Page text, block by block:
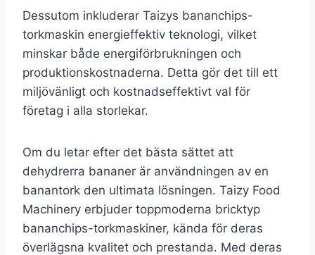
Dessutom inkluderar Taizys bananchips-
torkmaskin energi­effektiv teknologi, vilket
minskar både energiförbrukningen och
produktionskostnaderna. Detta gör det till ett
miljövänligt och kostnadseffektivt val för
företag i alla storlekar.
Om du letar efter det bästa sättet att
dehydrerra bananer är användningen av en
banantork den ultimata lösningen. Taizy Food
Machinery erbjuder toppmoderna bricktyp
bananchips-torkmaskiner, kända för deras
överlägsna kvalitet och prestanda. Med deras